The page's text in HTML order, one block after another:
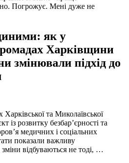
Погрожує. Мені дуже не
як у
Харківщини
змінювали підхід до
та Миколаївської
із розвитку безбар’єрності та
медичних і соціальних
показали важливу
зміни відбуваються не тоді, …